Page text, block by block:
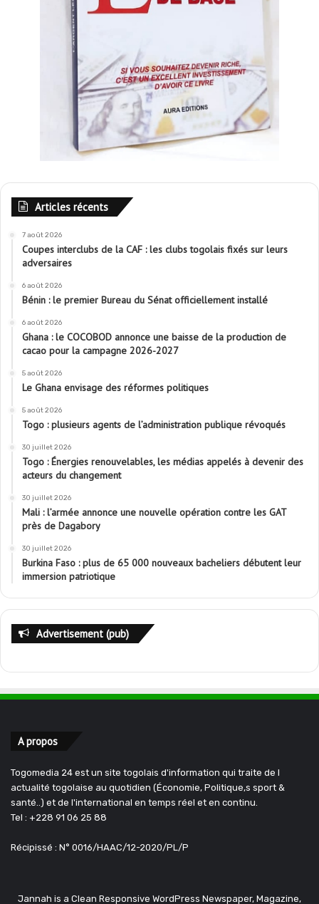
Articles récents
7 août 2026
Coupes interclubs de la CAF : les clubs togolais fixés sur leurs
adversaires
6 août 2026
Bénin : le premier Bureau du Sénat officiellement installé
6 août 2026
Ghana : le COCOBOD annonce une baisse de la production de
cacao pour la campagne 2026-2027
5 août 2026
Le Ghana envisage des réformes politiques
5 août 2026
Togo : plusieurs agents de l’administration publique révoqués
30 juillet 2026
Togo : Énergies renouvelables, les médias appelés à devenir des
acteurs du changement
30 juillet 2026
Mali : l’armée annonce une nouvelle opération contre les GAT
près de Dagabory
30 juillet 2026
Burkina Faso : plus de 65 000 nouveaux bacheliers débutent leur
immersion patriotique
Advertisement (pub)
A propos
Togomedia 24 est un site togolais d'information qui traite de l
actualité togolaise au quotidien (Économie, Politique,s sport &
santé..) et de l'international en temps réel et en continu.
Tel : +228 91 06 25 88
Récipissé : N° 0016/HAAC/12-2020/PL/P
Jannah is a Clean Responsive WordPress Newspaper, Magazine,